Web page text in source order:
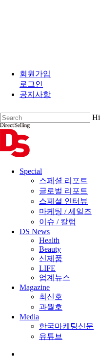
main
content
회원가입
로그인
공지사항
Close
Search
search
Menu
Special
스페셜 리포트
글로벌 리포트
스페셜 인터뷰
마케팅 / 세일즈
이슈 / 칼럼
DS News
Health
Beauty
신제품
LIFE
업계뉴스
Magazine
최신호
과월호
Media
한국마케팅신문
유튜브